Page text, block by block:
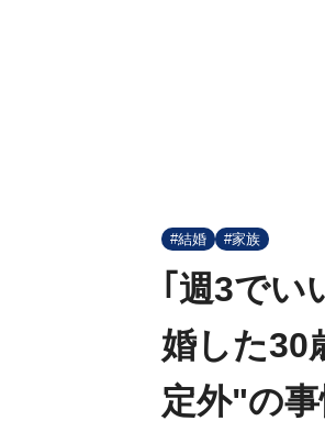
#結婚 #家族
｢週3でい
婚した30
定外"の